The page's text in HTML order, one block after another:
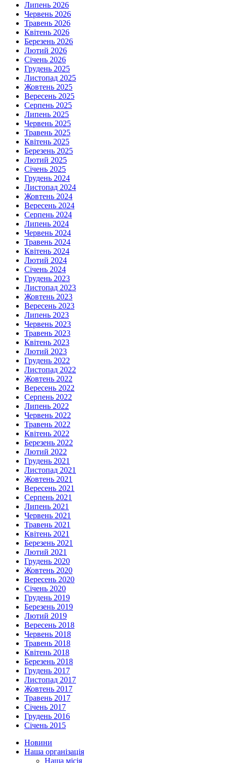
Липень 2026
Червень 2026
Травень 2026
Квітень 2026
Березень 2026
Лютий 2026
Січень 2026
Грудень 2025
Листопад 2025
Жовтень 2025
Вересень 2025
Серпень 2025
Липень 2025
Червень 2025
Травень 2025
Квітень 2025
Березень 2025
Лютий 2025
Січень 2025
Грудень 2024
Листопад 2024
Жовтень 2024
Вересень 2024
Серпень 2024
Липень 2024
Червень 2024
Травень 2024
Квітень 2024
Лютий 2024
Січень 2024
Грудень 2023
Листопад 2023
Жовтень 2023
Вересень 2023
Липень 2023
Червень 2023
Травень 2023
Квітень 2023
Лютий 2023
Грудень 2022
Листопад 2022
Жовтень 2022
Вересень 2022
Серпень 2022
Липень 2022
Червень 2022
Травень 2022
Квітень 2022
Березень 2022
Лютий 2022
Грудень 2021
Листопад 2021
Жовтень 2021
Вересень 2021
Серпень 2021
Липень 2021
Червень 2021
Травень 2021
Квітень 2021
Березень 2021
Лютий 2021
Грудень 2020
Жовтень 2020
Вересень 2020
Січень 2020
Грудень 2019
Березень 2019
Лютий 2019
Вересень 2018
Червень 2018
Травень 2018
Квітень 2018
Березень 2018
Грудень 2017
Листопад 2017
Жовтень 2017
Травень 2017
Січень 2017
Грудень 2016
Січень 2015
Новини
Наша організація
Наша місія